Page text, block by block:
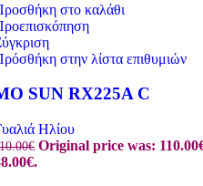
στο καλάθι
στην λίστα επιθυμιών
SUN RX225A C
Ηλίου
€ Original price was: